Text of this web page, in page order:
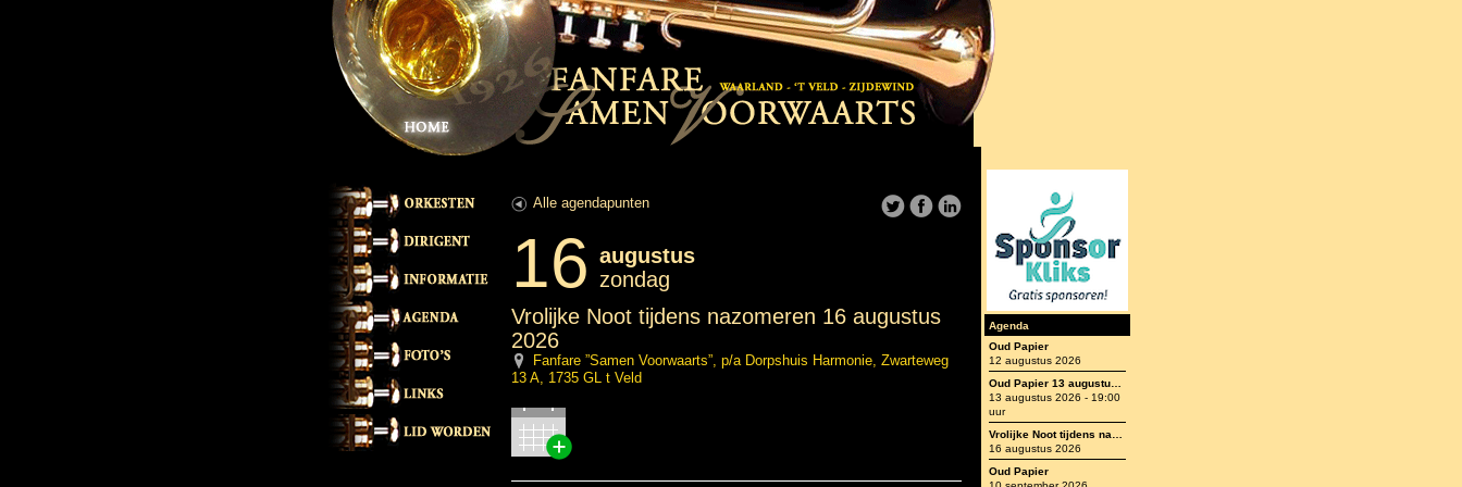
Alle agendapunten
16 augustus
zondag
Vrolijke Noot tijdens nazomeren 16 augustus
2026
Fanfare ”Samen Voorwaarts”, p/a Dorpshuis Harmonie, Zwarteweg
13 A, 1735 GL t Veld
Agenda
Oud Papier
12 augustus 2026
13 augustus 2026 - 19:00
uur
16 augustus 2026
Oud Papier